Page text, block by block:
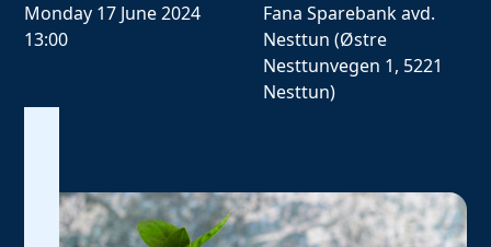
Monday 17 June 2024
13:00
Fana Sparebank avd.
Nesttun (Østre
Nesttunvegen 1, 5221
Nesttun)